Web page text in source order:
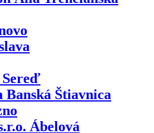
Sereď
Štiavnica
Ábelová